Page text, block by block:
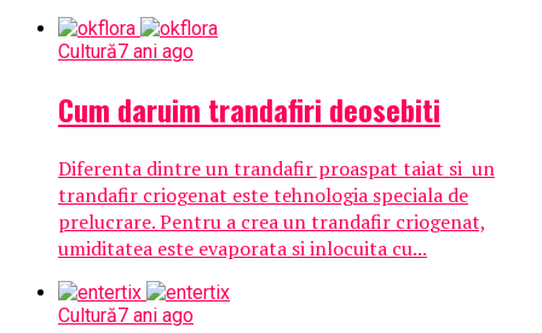
Cultură7 ani ago
Cum daruim trandafiri deosebiti
Diferenta dintre un trandafir proaspat taiat si un
trandafir criogenat este tehnologia speciala de
prelucrare. Pentru a crea un trandafir criogenat,
umiditatea este evaporata si inlocuita cu...
Cultură7 ani ago